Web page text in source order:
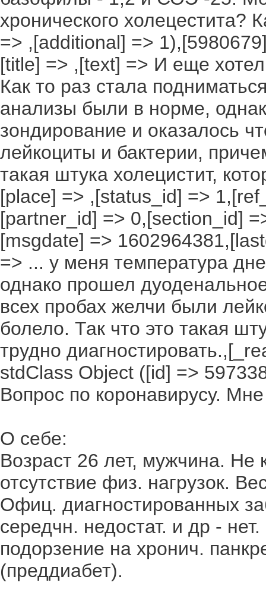
хронического
=> ,[additional] =>
[title] => ,[text] => И еще
Как то раз стала
анализы были в норме,
зондирование и оказалось
лейкоциты и бактерии,
такая штука холецистит,
[place] => ,[status_id] =>
[partner_id] => 0,[section_id]
[msgdate] =>
=> ... у меня температура
однако прошел
всех пробах желчи были
болело. Так что это такая
трудно
stdClass Object ([id] =>
Вопрос по коронавирусу.
О себе:
Возраст 26 лет, мужчина.
отсутствие физ. нагрузок.
Офиц. диагностированных
середчн. недостат. и др -
подорзение на хронич.
(преддиабет).